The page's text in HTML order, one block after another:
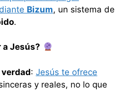
Bizum, un sistema de
.
a Jesús?
: Jesús te ofrece
y reales, no lo que